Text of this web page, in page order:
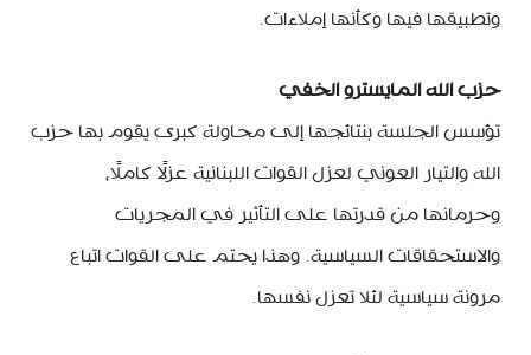
وتطبيقها فيها وكأنها إملاءات.
حزب الله المايسترو الخفي
تؤسس الجلسة بنتائجها إلى محاولة كبرى يقوم بها حزب
الله والتيار العوني لعزل القوات اللبنانية عزلًا كاملًا،
وحرمانها من قدرتها على التأثير في المجريات
والاستحقاقات السياسية. وهذا يحتم على القوات اتباع
مرونة سياسية لئلا تعزل نفسها.